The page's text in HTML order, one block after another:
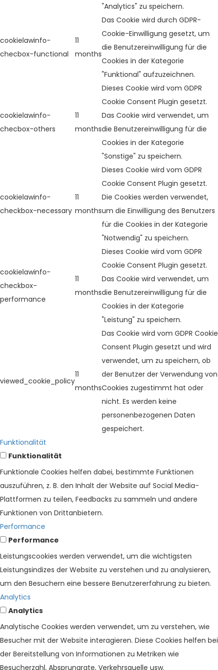
"Analytics" zu speichern.
cookielawinfo-
checbox-functional
11
months
Das Cookie wird durch GDPR-
Cookie-Einwilligung gesetzt, um
die Benutzereinwilligung für die
Cookies in der Kategorie
"Funktional" aufzuzeichnen.
cookielawinfo-
checbox-others
11
months
Dieses Cookie wird vom GDPR
Cookie Consent Plugin gesetzt.
Das Cookie wird verwendet, um
die Benutzereinwilligung für die
Cookies in der Kategorie
"Sonstige" zu speichern.
cookielawinfo-
checkbox-necessary
11
months
Dieses Cookie wird vom GDPR
Cookie Consent Plugin gesetzt.
Die Cookies werden verwendet,
um die Einwilligung des Benutzers
für die Cookies in der Kategorie
"Notwendig" zu speichern.
cookielawinfo-
checkbox-
performance
11
months
Dieses Cookie wird vom GDPR
Cookie Consent Plugin gesetzt.
Das Cookie wird verwendet, um
die Benutzereinwilligung für die
Cookies in der Kategorie
"Leistung" zu speichern.
viewed_cookie_policy
11
months
Das Cookie wird vom GDPR Cookie
Consent Plugin gesetzt und wird
verwendet, um zu speichern, ob
der Benutzer der Verwendung von
Cookies zugestimmt hat oder
nicht. Es werden keine
personenbezogenen Daten
gespeichert.
Funktionalität
Funktionalität
Funktionale Cookies helfen dabei, bestimmte Funktionen
auszuführen, z. B. den Inhalt der Website auf Social Media-
Plattformen zu teilen, Feedbacks zu sammeln und andere
Funktionen von Drittanbietern.
Performance
Performance
Leistungscookies werden verwendet, um die wichtigsten
Leistungsindizes der Website zu verstehen und zu analysieren,
um den Besuchern eine bessere Benutzererfahrung zu bieten.
Analytics
Analytics
Analytische Cookies werden verwendet, um zu verstehen, wie
Besucher mit der Website interagieren. Diese Cookies helfen bei
der Bereitstellung von Informationen zu Metriken wie
Besucherzahl, Absprungrate, Verkehrsquelle usw.